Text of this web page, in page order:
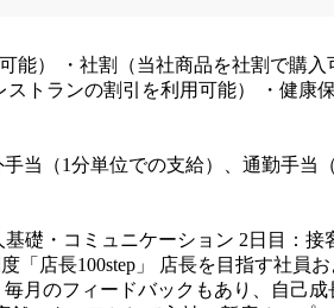
能）
・社割（当社商品を社割で購
トランの割引を利用可能）
・健康
当（1分単位での支給）、通勤手当
基礎・コミュニケーション 2日目：接
「店長100step」
店長を目指す社員お
月のフィードバックもあり、自己成